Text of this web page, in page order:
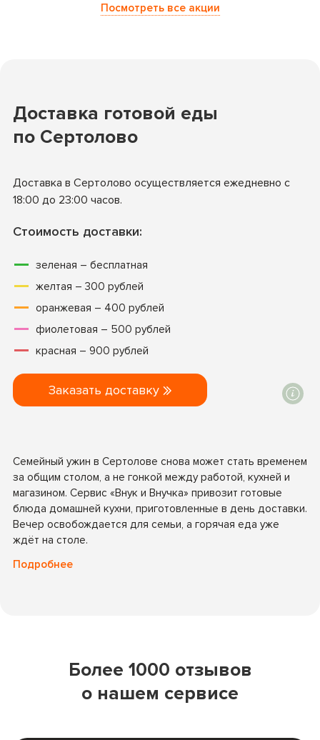
Посмотреть все акции
Доставка готовой еды
по Сертолово
Доставка в Сертолово осуществляется ежедневно с
18:00 до 23:00 часов.
Стоимость доставки:
зеленая – бесплатная
желтая – 300 рублей
оранжевая – 400 рублей
фиолетовая – 500 рублей
красная – 900 рублей
Заказать доставку
Семейный ужин в Сертолове снова может стать временем
за общим столом, а не гонкой между работой, кухней и
магазином. Сервис «Внук и Внучка» привозит готовые
блюда домашней кухни, приготовленные в день доставки.
Вечер освобождается для семьи, а горячая еда уже
ждёт на столе.
Подробнее
Более 1000 отзывов
о нашем сервисе